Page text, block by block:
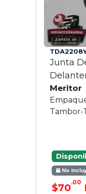
Junta
Meritor
Tambor-
No
$70.00